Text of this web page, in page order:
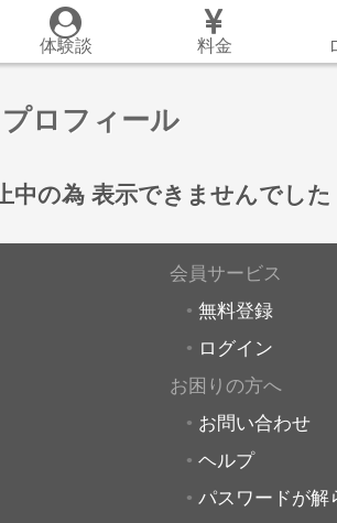
体験談 料金
プロフィール
中の為 表示できませんでした
会員サービス
無料登録
ログイン
お困りの方へ
お問い合わせ
ヘルプ
パスワードが解